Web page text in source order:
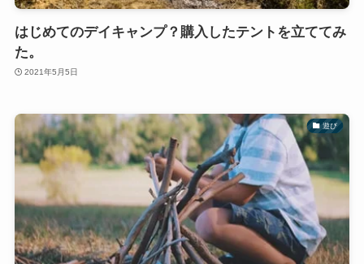
はじめてのデイキャンプ？購入したテントを立ててみ
た。
2021年5月5日
遊び